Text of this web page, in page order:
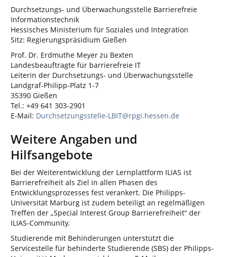
Durchsetzungs- und Überwachungsstelle Barrierefreie
Informationstechnik
Hessisches Ministerium für Soziales und Integration
Sitz: Regierungspräsidium Gießen
Prof. Dr. Erdmuthe Meyer zu Bexten
Landesbeauftragte für barrierefreie IT
Leiterin der Durchsetzungs- und Überwachungsstelle
Landgraf-Philipp-Platz 1-7
35390 Gießen
Tel.: +49 641 303-2901
E-Mail: Durchsetzungsstelle-LBIT@rpgi.hessen.de
Weitere Angaben und
Hilfsangebote
Bei der Weiterentwicklung der Lernplattform ILIAS ist
Barrierefreiheit als Ziel in allen Phasen des
Entwicklungsprozesses fest verankert. Die Philipps-
Universität Marburg ist zudem beteiligt an regelmäßigen
Treffen der „Special Interest Group Barrierefreiheit“ der
ILIAS-Community.
Studierende mit Behinderungen unterstützt die
Servicestelle für behinderte Studierende (SBS) der Philipps-